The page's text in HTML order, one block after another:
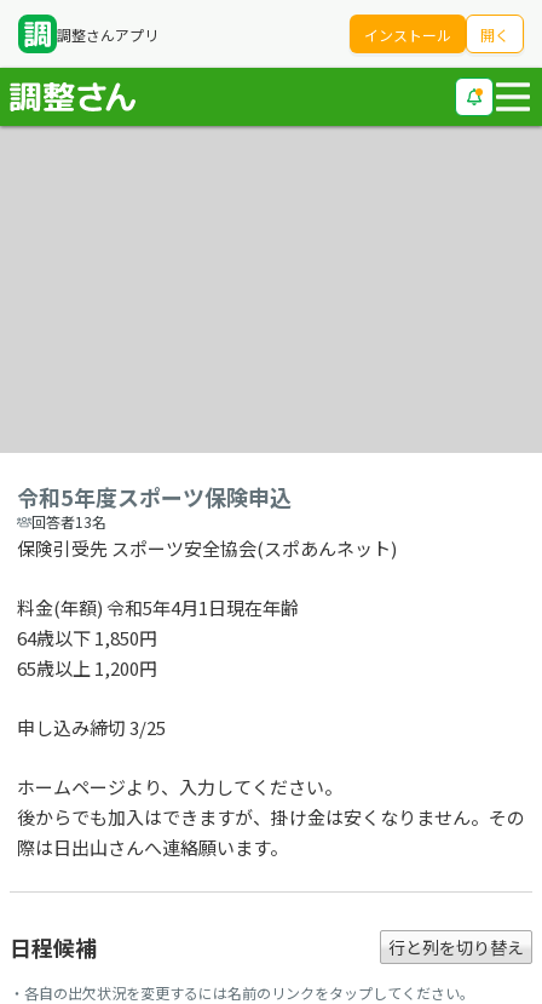
調整さんアプリ インストール 開く
令和5年度スポーツ保険申込
回答者13名
保険引受先 スポーツ安全協会(スポあんネット)
料金(年額) 令和5年4月1日現在年齢
64歳以下 1,850円
65歳以上 1,200円
申し込み締切 3/25
ホームページより、入力してください。
後からでも加入はできますが、掛け金は安くなりません。その
際は日出山さんへ連絡願います。
日程候補 行と列を切り替え
・各自の出欠状況を変更するには名前のリンクをタップしてください。